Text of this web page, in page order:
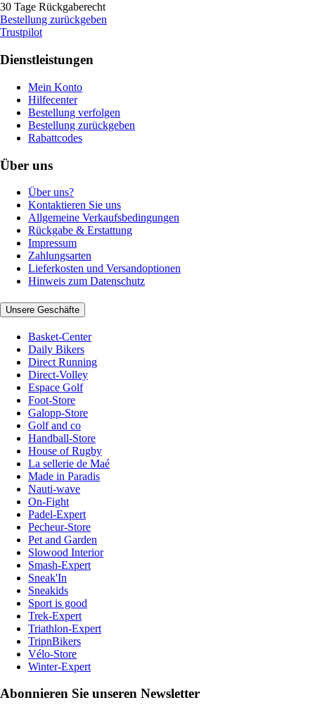
30 Tage Rückgaberecht
Bestellung zurückgeben
Trustpilot
Dienstleistungen
Mein Konto
Hilfecenter
Bestellung verfolgen
Bestellung zurückgeben
Rabattcodes
Über uns
Über uns?
Kontaktieren Sie uns
Allgemeine Verkaufsbedingungen
Rückgabe & Erstattung
Impressum
Zahlungsarten
Lieferkosten und Versandoptionen
Hinweis zum Datenschutz
Unsere Geschäfte
Basket-Center
Daily Bikers
Direct Running
Direct-Volley
Espace Golf
Foot-Store
Galopp-Store
Golf and co
Handball-Store
House of Rugby
La sellerie de Maé
Made in Paradis
Nauti-wave
On-Fight
Padel-Expert
Pecheur-Store
Pet and Garden
Slowood Interior
Smash-Expert
Sneak'In
Sneakids
Sport is good
Trek-Expert
Triathlon-Expert
TripnBikers
Vélo-Store
Winter-Expert
Abonnieren Sie unseren Newsletter